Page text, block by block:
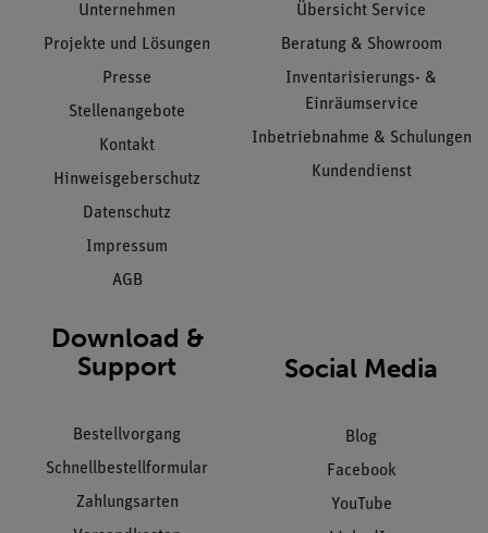
Unternehmen
Projekte und Lösungen
Presse
Stellenangebote
Kontakt
Hinweisgeberschutz
Datenschutz
Impressum
AGB
Übersicht Service
Beratung & Showroom
Inventarisierungs- &
Einräumservice
Inbetriebnahme & Schulungen
Kundendienst
Download &
Support
Bestellvorgang
Schnellbestellformular
Zahlungsarten
Social Media
Blog
Facebook
YouTube